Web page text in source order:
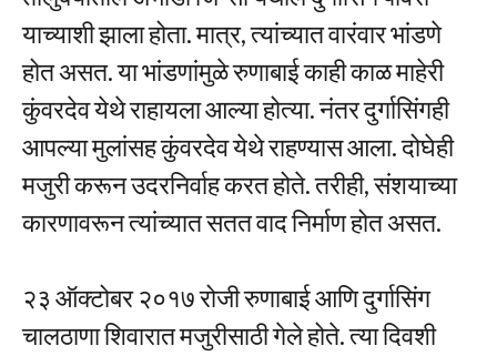
याच्याशी झाला होता. मात्र, त्यांच्यात वारंवार भांडणे
होत असत. या भांडणांमुळे रुणाबाई काही काळ माहेरी
कुंवरदेव येथे राहायला आल्या होत्या. नंतर दुर्गासिंगही
आपल्या मुलांसह कुंवरदेव येथे राहण्यास आला. दोघेही
मजुरी करून उदरनिर्वाह करत होते. तरीही, संशयाच्या
कारणावरून त्यांच्यात सतत वाद निर्माण होत असत.
२३ ऑक्टोबर २०१७ रोजी रुणाबाई आणि दुर्गासिंग
चालठाणा शिवारात मजुरीसाठी गेले होते. त्या दिवशी